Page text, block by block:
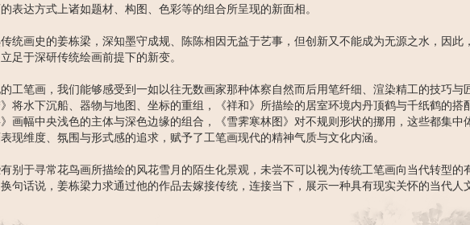
表达方式上诸如题材、构图、色彩等的组合所呈现的新面相。
统画史的姜栋梁，深知墨守成规、陈陈相因无益于艺事，但创新又不能成为无源之水，因此
足于深研传统绘画前提下的新变。
工笔画，我们能够感受到一如以往无数画家那种体察自然而后用笔纤细、渲染精工的技巧与
将水下沉船、器物与地图、坐标的重组，《祥和》所描绘的居室环境内丹顶鹤与千纸鹤的搭
画幅中央浅色的主体与深色边缘的组合，《雪霁寒林图》对不规则形状的挪用，这些都集中
现维度、氛围与形式感的追求，赋予了工笔画现代的精神气质与文化内涵。
别于寻常花鸟画所描绘的风花雪月的陌生化景观，未尝不可以视为传统工笔画向当代转型的
句话说，姜栋梁力求通过他的作品去嫁接传统，连接当下，展示一种具有现实关怀的当代人